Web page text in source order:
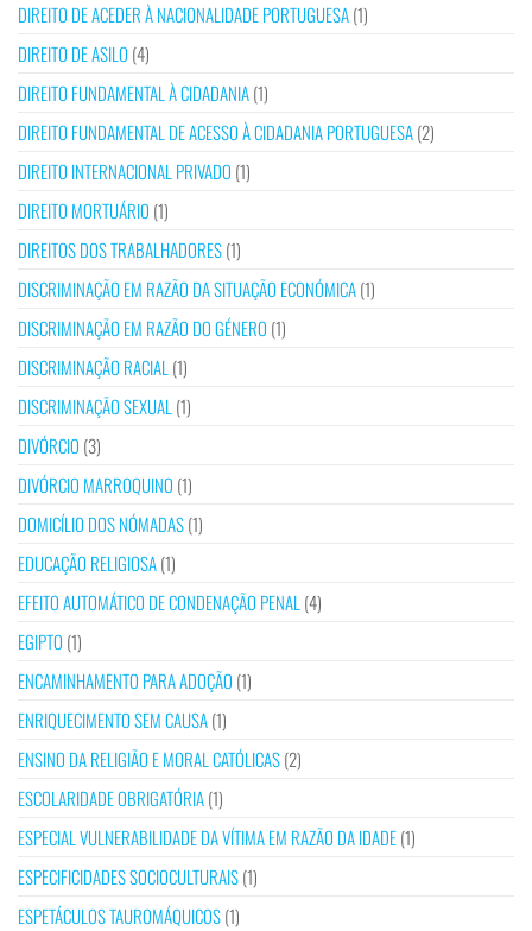
DIREITO DE ACEDER À NACIONALIDADE PORTUGUESA(1)
DIREITO DE ASILO (4)
DIREITO FUNDAMENTAL À CIDADANIA(1)
DIREITO FUNDAMENTAL DE ACESSO À CIDADANIA PORTUGUESA(2)
DIREITO INTERNACIONAL PRIVADO (1)
DIREITO MORTUÁRIO (1)
DIREITOS DOS TRABALHADORES(1)
DISCRIMINAÇÃO EM RAZÃO DA SITUAÇÃO ECONÓMICA(1)
DISCRIMINAÇÃO EM RAZÃO DO GÉNERO (1)
DISCRIMINAÇÃO RACIAL (1)
DISCRIMINAÇÃO SEXUAL (1)
DIVÓRCIO (3)
DIVÓRCIO MARROQUINO (1)
DOMICÍLIO DOS NÓMADAS(1)
EDUCAÇÃO RELIGIOSA(1)
EFEITO AUTOMÁTICO DE CONDENAÇÃO PENAL (4)
EGIPTO (1)
ENCAMINHAMENTO PARA ADOÇÃO (1)
ENRIQUECIMENTO SEM CAUSA(1)
ENSINO DA RELIGIÃO E MORAL CATÓLICAS(2)
ESCOLARIDADE OBRIGATÓRIA(1)
ESPECIAL VULNERABILIDADE DA VÍTIMA EM RAZÃO DA IDADE(1)
ESPECIFICIDADES SOCIOCULTURAIS(1)
ESPETÁCULOS TAUROMÁQUICOS(1)